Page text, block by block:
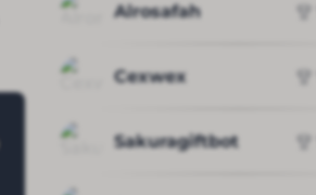
Alrosafah
Cexwex
Sakuragiftbot